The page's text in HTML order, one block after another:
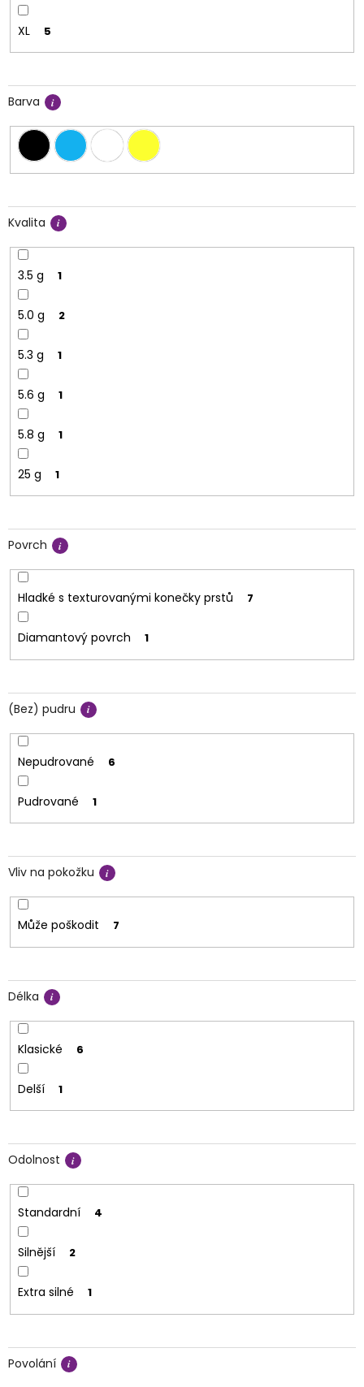
XL 5
Barva
Kvalita
3.5 g 1
5.0 g 2
5.3 g 1
5.6 g 1
5.8 g 1
25 g 1
Povrch
Hladké s texturovanými konečky prstů 7
Diamantový povrch 1
(Bez) pudru
Nepudrované 6
Pudrované 1
Vliv na pokožku
Může poškodit 7
Délka
Klasické 6
Delší 1
Odolnost
Standardní 4
Silnější 2
Extra silné 1
Povolání